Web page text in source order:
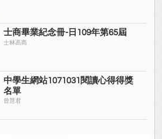
士商畢業紀念冊-日109年第65屆
士林高商
中學生網站1071031閱讀心得得獎
名單
曾慧君